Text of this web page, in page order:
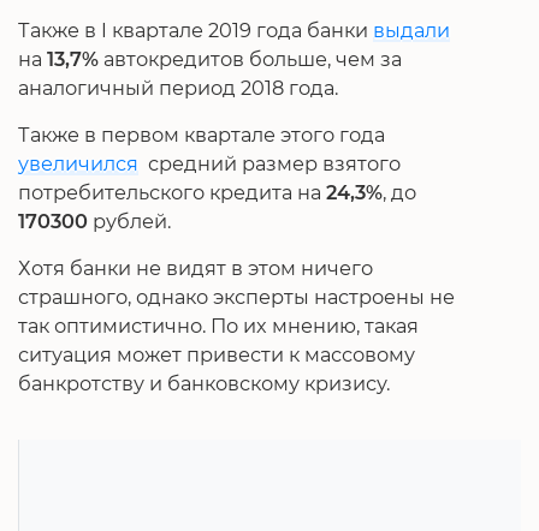
Также в I квартале 2019 года банки выдали
на 13,7% автокредитов больше, чем за
аналогичный период 2018 года.
Также в первом квартале этого года
увеличился средний размер взятого
потребительского кредита на 24,3%, до
170300 рублей.
Хотя банки не видят в этом ничего
страшного, однако эксперты настроены не
так оптимистично. По их мнению, такая
ситуация может привести к массовому
банкротству и банковскому кризису.